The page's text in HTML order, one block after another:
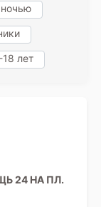
лет
24 НА ПЛ.